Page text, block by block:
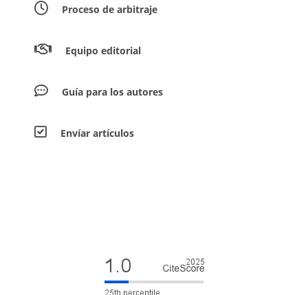
Proceso de arbitraje
Equipo editorial
Guía para los autores
Envíar artículos